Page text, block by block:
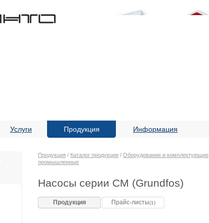
Услуги Продукция Информация
Продукция / Каталог продукции / Оборудование и комплектующие
промышленные
Насосы серии CM (Grundfos)
Продукция Прайс-листы(1)